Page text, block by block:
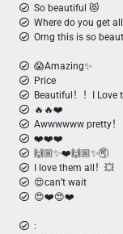
So beautiful 😻
Where do you get
Omg this is so
😱Amazing✨
Price
Beautiful！！I Love
🔥🔥❤️
Awwwwww pretty
❤️❤️❤️
🙌🏼✨❤️🙌🏼✨🉑️
I love them all！💥
😍can’t wait
😍❤️😍❤️
: